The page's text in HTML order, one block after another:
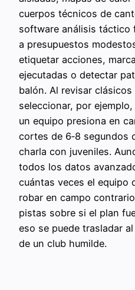
cuerpos técnicos de
software análisis táctico
a presupuestos
etiquetar acciones,
ejecutadas o detectar
balón. Al revisar
seleccionar, por
un equipo presiona en
cortes de 6‑8 segundos
charla con juveniles.
todos los datos
cuántas veces el equipo
robar en campo
pistas sobre si el plan
eso se puede trasladar
de un club humilde.